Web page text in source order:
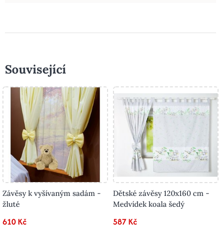
Související
Závěsy k vyšívaným sadám -
žluté
610 Kč
Dětské závěsy 120x160 cm -
Medvídek koala šedý
587 Kč